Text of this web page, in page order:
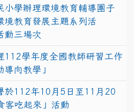
小學辦理環境教育輔導團子
境教育發展主題系列活
動三場次
112學年度全國教師研習工作
向教學」
於112年10月5日至11月20
客吃起來」活動